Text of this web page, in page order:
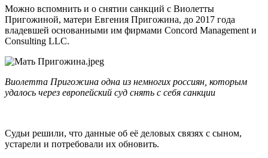
Можно вспомнить и о снятии санкций с Виолетты
Пригожиной, матери Евгения Пригожина, до 2017 года
владевшей основанными им фирмами Concord Management и
Consulting LLC.
Виолетта Пригожина одна из немногих россиян, которым
удалось через европейский суд снять с себя санкции
Судьи решили, что данные об её деловых связях с сыном,
устарели и потребовали их обновить.